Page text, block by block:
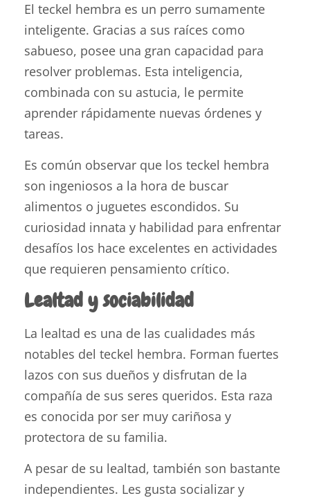
El teckel hembra es un perro sumamente
inteligente. Gracias a sus raíces como
sabueso, posee una gran capacidad para
resolver problemas. Esta inteligencia,
combinada con su astucia, le permite
aprender rápidamente nuevas órdenes y
tareas.
Es común observar que los teckel hembra
son ingeniosos a la hora de buscar
alimentos o juguetes escondidos. Su
curiosidad innata y habilidad para enfrentar
desafíos los hace excelentes en actividades
que requieren pensamiento crítico.
Lealtad y sociabilidad
La lealtad es una de las cualidades más
notables del teckel hembra. Forman fuertes
lazos con sus dueños y disfrutan de la
compañía de sus seres queridos. Esta raza
es conocida por ser muy cariñosa y
protectora de su familia.
A pesar de su lealtad, también son bastante
independientes. Les gusta socializar y